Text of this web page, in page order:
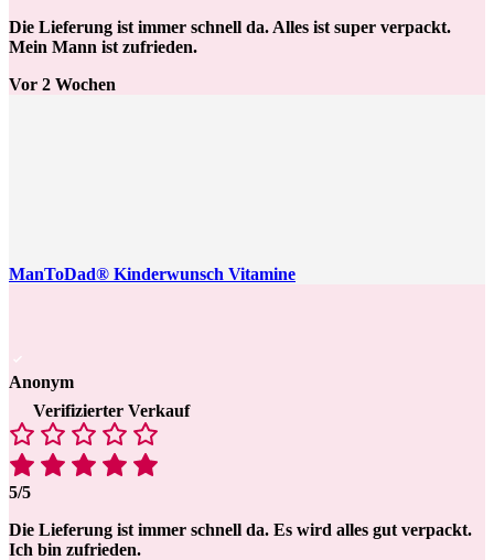
Die Lieferung ist immer schnell da. Alles ist super verpackt.
Mein Mann ist zufrieden.
Vor 2 Wochen
ManToDad® Kinderwunsch Vitamine
Anonym
Verifizierter Verkauf
5/5
Die Lieferung ist immer schnell da. Es wird alles gut verpackt.
Ich bin zufrieden.